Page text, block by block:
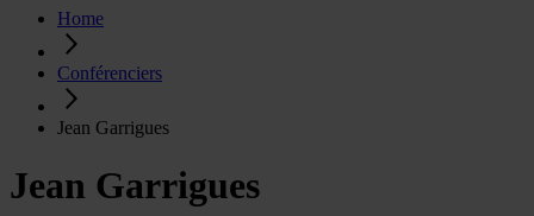
Home
Conférenciers
Jean Garrigues
Jean Garrigues